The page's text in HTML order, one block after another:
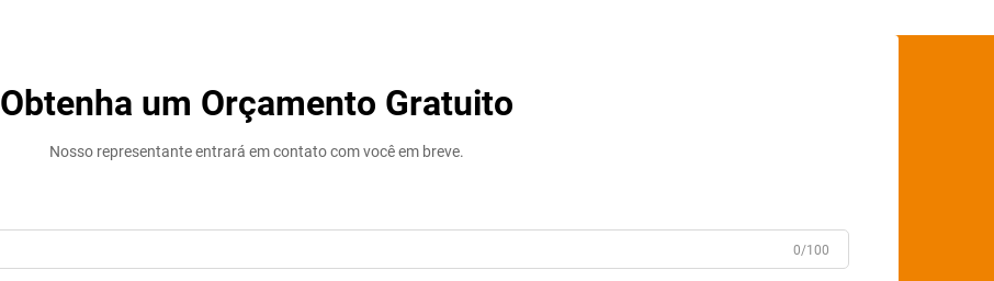
Obtenha um Orçamento Gratuito
Nosso representante entrará em contato com você em breve.
0/100